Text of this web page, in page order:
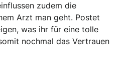
zudem die
Arzt man geht. Postet
was ihr für eine tolle
nochmal das Vertrauen